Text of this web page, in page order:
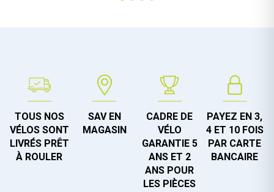
TOUS NOS
VÉLOS SONT
LIVRÉS PRÊT
À ROULER
SAV EN
MAGASIN
CADRE DE
VÉLO
GARANTIE 5
ANS ET 2
ANS POUR
LES PIÈCES
PAYEZ EN 3,
4 ET 10 FOIS
PAR CARTE
BANCAIRE